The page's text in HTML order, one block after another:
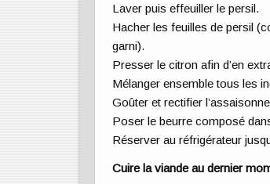
Laver puis effeuiller le persil.
Hacher les feuilles de persil
garni).
Presser le citron afin d’en
Mélanger ensemble tous les
Goûter et rectifier
Poser le beurre composé
Réserver au réfrigérateur
Cuire la viande au dernier